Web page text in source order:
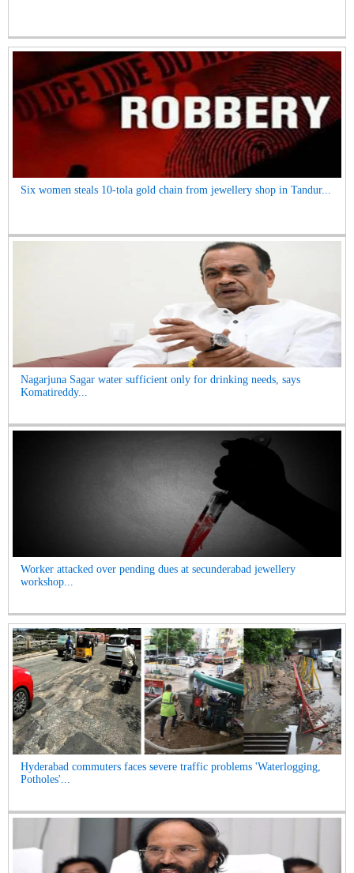
Six women steals 10-tola gold chain from jewellery shop in Tandur...
Nagarjuna Sagar water sufficient only for drinking needs, says
Komatireddy...
Worker attacked over pending dues at secunderabad jewellery
workshop...
Hyderabad commuters faces severe traffic problems 'Waterlogging,
Potholes'...